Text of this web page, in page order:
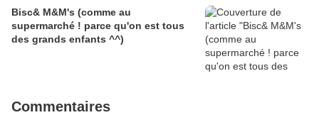
Bisc& M&M's (comme au
supermarché ! parce qu'on est tous
des grands enfants ^^)
Commentaires